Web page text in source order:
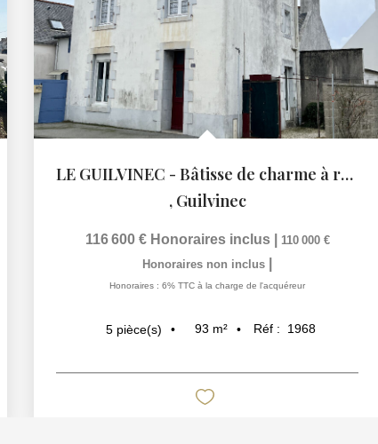
LE GUILVINEC - Bâtisse de charme à rénover
, Guilvinec
116 600 € Honoraires inclus
110 000 €
Honoraires non inclus
Honoraires : 6% TTC à la charge de l'acquéreur
5 pièce(s) 93 m² Réf : 1968